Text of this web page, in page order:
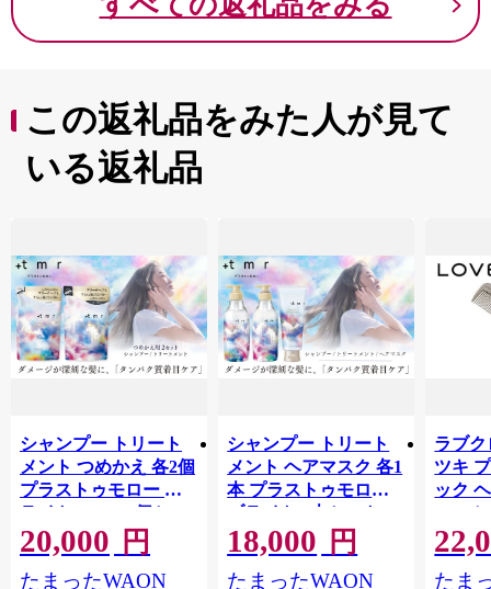
この返礼品をみた人が見て
いる返礼品
シャンプー トリート
メント つめかえ 各2個
プラストゥモロー ブ
ライト 400ml 4個セッ
ト | 美容 ヘアケア つ
めかえ 詰め替え ブリ
ーチ 口コミ 香り リピ
20,000 円
たまったWAON
シャンプー トリート
メント ヘアマスク 各1
本 プラストゥモロー
ブライト 3本セット |
美容 ヘアケア つめか
え 詰め替え ブリーチ
口コミ 香り リピート
18,000 円
たまったWAON
ラブク
ツキ
ック
コーム
つや
市
たま